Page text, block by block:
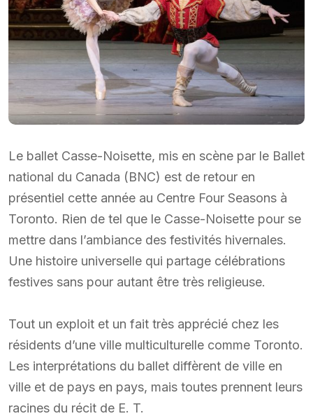
Le ballet Casse-Noisette, mis en scène par le Ballet
national du Canada (BNC) est de retour en
présentiel cette année au Centre Four Seasons à
Toronto. Rien de tel que le Casse-Noisette pour se
mettre dans l’ambiance des festivités hivernales.
Une histoire universelle qui partage célébrations
festives sans pour autant être très religieuse.
Tout un exploit et un fait très apprécié chez les
résidents d’une ville multiculturelle comme Toronto.
Les interprétations du ballet diffèrent de ville en
ville et de pays en pays, mais toutes prennent leurs
racines du récit de E. T.